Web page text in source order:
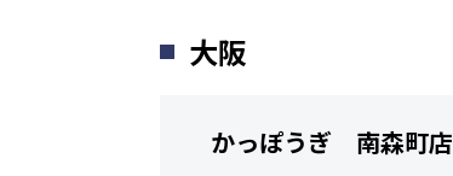
大阪
かっぽうぎ 南森町店